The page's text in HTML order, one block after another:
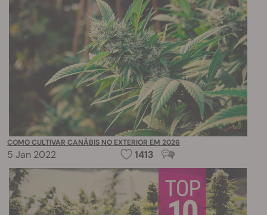
COMO CULTIVAR CANÁBIS NO EXTERIOR EM 2026
5 Jan 2022 1413